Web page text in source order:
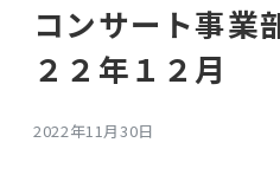
コンサート事業
２２年１２月
2022年11月30日